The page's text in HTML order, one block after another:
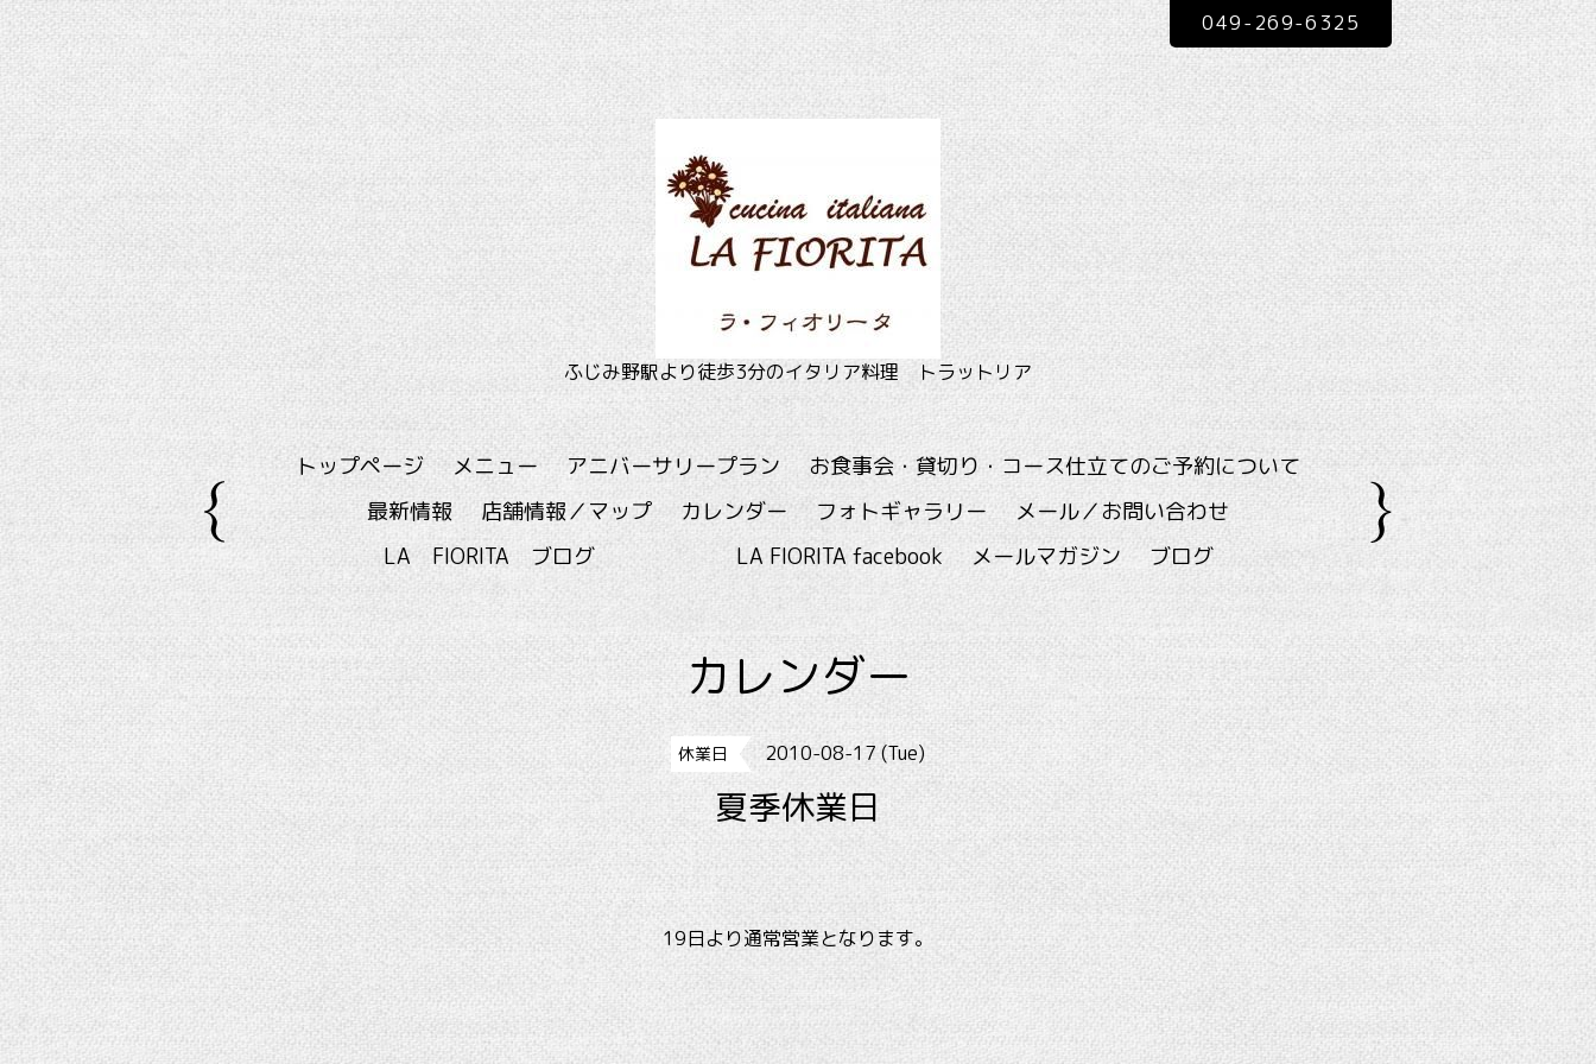
ふじみ野駅より徒歩3分のイタリア料理 トラットリア
049-269-6325
トップページ メニュー アニバーサリープラン
お食事会・貸切り・コース仕立てのご予約について
最新情報
店舗情報／マップ カレンダー フォトギャラリー
メール／お問い合わせ
LA FIORITA ブログ
LA FIORITA facebook メールマガジン ブログ
カレンダー
休業日 2010-08-17 (Tue)
夏季休業日
19日より通常営業となります。